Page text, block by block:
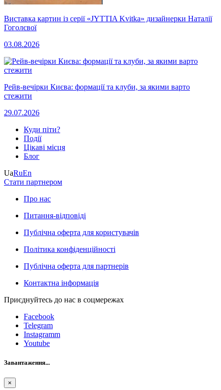
Виставка картин із серії «JYTTIA Kvitka» дизайнерки Наталії
Гоголєвої
03.08.2026
Рейв-вечірки Києва: формації та клуби, за якими варто
стежити
29.07.2026
Куди піти?
Події
Цікаві місця
Блог
UaRuEn
Стати партнером
Про нас
Питання-відповіді
Публічна оферта для користувачів
Політика конфіденційності
Публічна оферта для партнерів
Контактна інформація
Приєднуйтесь до нас в соцмережах
Facebook
Telegram
Instagramm
Youtube
Завантаження...
×